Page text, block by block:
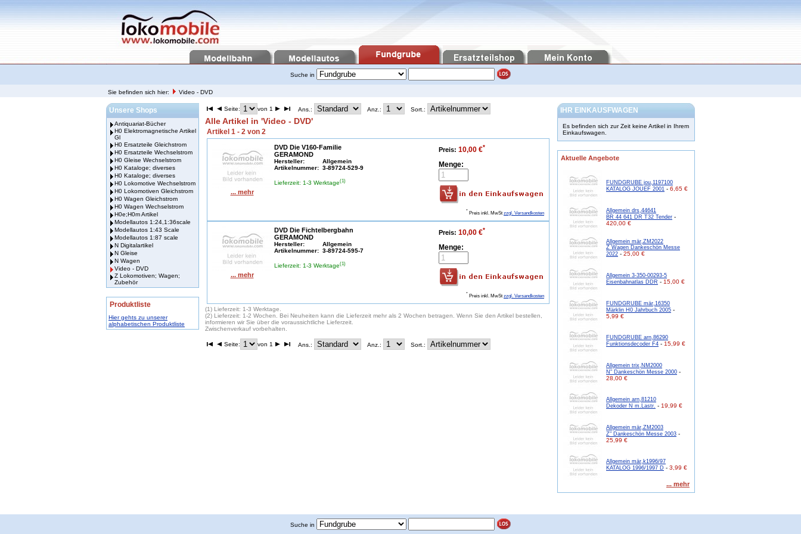
Suche in
Sie befinden sich hier: Video - DVD
Unsere Shops
Antiquariat-Bücher
H0 Elektromagnetische Artikel
Gl
H0 Ersatzteile Gleichstrom
H0 Ersatzteile Wechselstrom
H0 Gleise Wechselstrom
H0 Kataloge; diverses
H0 Kataloge; diverses
H0 Lokomotive Wechselstrom
H0 Lokomotiven Gleichstrom
H0 Wagen Gleichstrom
H0 Wagen Wechselstrom
H0e;H0m Artikel
Modellautos 1:24,1:36scale
Modellautos 1:43 Scale
Modellautos 1:87 scale
N Digitalartikel
N Gleise
N Wagen
Video - DVD
Z Lokomotiven; Wagen;
Zubehör
Produktliste
Hier gehts zu unserer
alphabetischen Produktliste
Seite: von 1 Ans.: Anz.: Sort.:
Alle Artikel in 'Video - DVD'
Artikel 1 - 2 von 2
... mehr
DVD Die V160-Familie
GERAMOND
Hersteller:
Allgemein
Artikelnummer: 3-89724-529-9
Lieferzeit: 1-3 Werktage(1)
Preis: 10,00 €*
Menge:
* Preis inkl. MwSt zzgl. Versandkosten
... mehr
DVD Die Fichtelbergbahn
GERAMOND
Hersteller:
Allgemein
Artikelnummer: 3-89724-595-7
Lieferzeit: 1-3 Werktage(1)
Preis: 10,00 €*
Menge:
* Preis inkl. MwSt zzgl. Versandkosten
(1) Lieferzeit: 1-3 Werktage.
(2) Lieferzeit: 1-2 Wochen. Bei Neuheiten kann die Lieferzeit mehr als 2 Wochen betragen. Wenn Sie den Artikel bestellen,
informieren wir Sie über die voraussichtliche Lieferzeit.
Zwischenverkauf vorbehalten.
Seite: von 1 Ans.: Anz.: Sort.:
IHR EINKAUSFWAGEN
Es befinden sich zur Zeit keine Artikel in Ihrem
Einkaufswagen.
Aktuelle Angebote
FUNDGRUBE jou,1197100
KATALOG JOUEF 2001 - 6,65 €
Allgemein drs,44641
BR 44 641 DR T32 Tender -
420,00 €
Allgemein mär,ZM2022
Z Wagen Dankeschön Messe
2022 - 25,00 €
Allgemein 3-350-00293-5
Eisenbahnatlas DDR - 15,00 €
FUNDGRUBE mär,16350
Märklin H0 Jahrbuch 2005 -
5,99 €
FUNDGRUBE arn,86290
Funktionsdecoder F4 - 15,99 €
Allgemein trix,NM2000
N" Dankeschön Messe 2000 -
28,00 €
Allgemein arn,81210
Dekoder N m.Lastr. - 19,99 €
Allgemein mär,ZM2003
Z" Dankeschön Messe 2003 -
25,99 €
Allgemein mär,k1996/97
KATALOG 1996/1997 D - 3,99 €
... mehr
Suche in